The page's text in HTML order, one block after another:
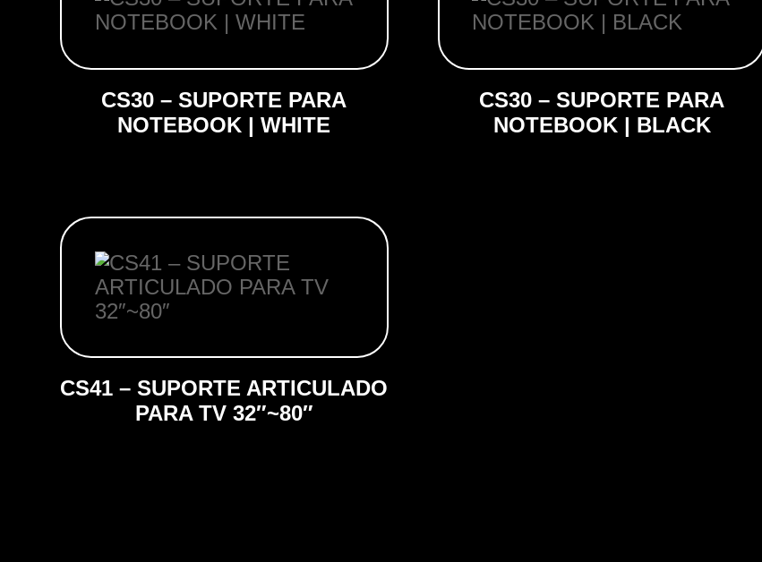
CS30 – SUPORTE PARA
NOTEBOOK | WHITE
CS30 – SUPORTE PARA
NOTEBOOK | BLACK
CS41 – SUPORTE ARTICULADO
PARA TV 32″~80″